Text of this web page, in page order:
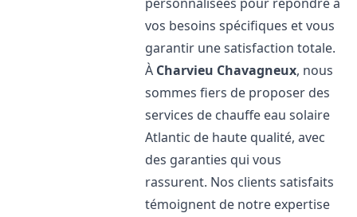
vos besoins spécifiques et vous
garantir une satisfaction totale.
À Charvieu Chavagneux, nous
sommes fiers de proposer des
services de chauffe eau solaire
Atlantic de haute qualité, avec
des garanties qui vous
rassurent. Nos clients satisfaits
témoignent de notre expertise